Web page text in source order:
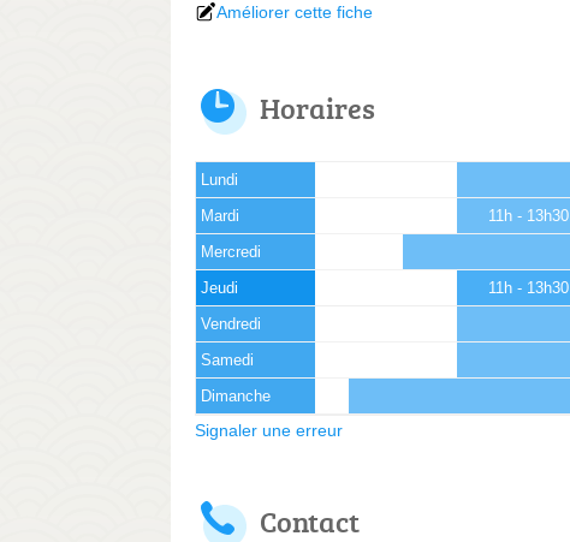
Améliorer cette fiche
Horaires
Lundi
Mardi 11h - 13h30
Mercredi
Jeudi 11h - 13h30
Vendredi
Samedi
Dimanche
Signaler une erreur
Contact